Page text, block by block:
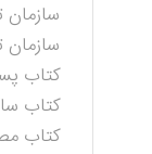
سازمان
سازمان
کتاب
کتاب
کتاب